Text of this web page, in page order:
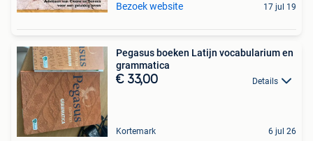
Bezoek website 17 jul 19
Pegasus boeken Latijn vocabularium en
grammatica
€ 33,00 Details
Kortemark 6 jul 26